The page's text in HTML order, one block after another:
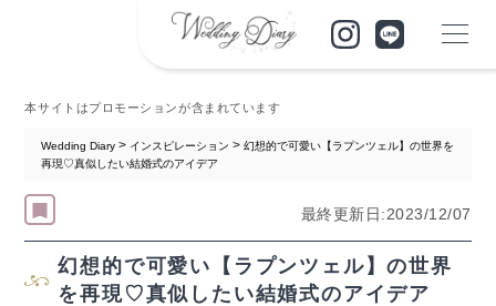
本サイトはプロモーションが含まれています
Wedding Diary > インスピレーション >幻想的で可愛い【ラプンツェル】の世界を
再現♡真似したい結婚式のアイデア
最終更新日:2023/12/07
幻想的で可愛い【ラプンツェル】の世界
を再現♡真似したい結婚式のアイデア